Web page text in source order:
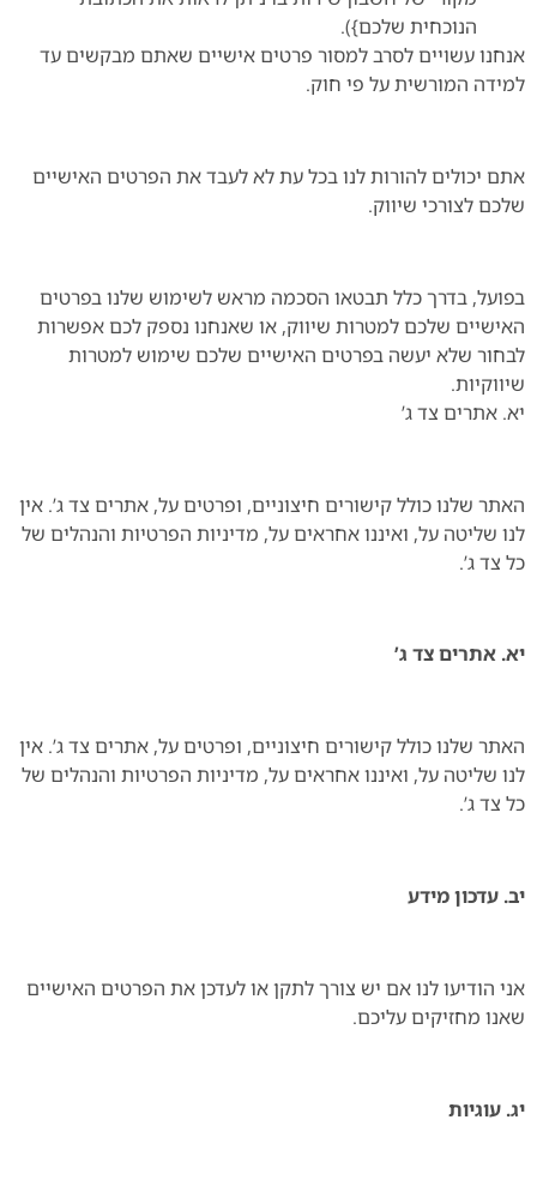
הנוכחית שלכם}).
אנחנו עשויים לסרב למסור פרטים אישיים שאתם מבקשים עד
למידה המורשית על פי חוק.
אתם יכולים להורות לנו בכל עת לא לעבד את הפרטים האישיים
שלכם לצורכי שיווק.
בפועל, בדרך כלל תבטאו הסכמה מראש לשימוש שלנו בפרטים
האישיים שלכם למטרות שיווק, או שאנחנו נספק לכם אפשרות
לבחור שלא יעשה בפרטים האישיים שלכם שימוש למטרות
שיווקיות.
יא. אתרים צד ג’
האתר שלנו כולל קישורים חיצוניים, ופרטים על, אתרים צד ג’. אין
לנו שליטה על, ואיננו אחראים על, מדיניות הפרטיות והנהלים של
כל צד ג’.
יא. אתרים צד ג’
האתר שלנו כולל קישורים חיצוניים, ופרטים על, אתרים צד ג’. אין
לנו שליטה על, ואיננו אחראים על, מדיניות הפרטיות והנהלים של
כל צד ג’.
יב. עדכון מידע
אני הודיעו לנו אם יש צורך לתקן או לעדכן את הפרטים האישיים
שאנו מחזיקים עליכם.
יג. עוגיות